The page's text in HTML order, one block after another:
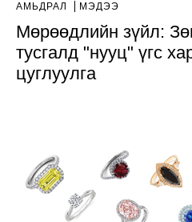
АМЬДРАЛ МЭДЭЭ
Мөрөөдлийн зүйл:
тусгалд "нууц" үгс
цуглуулга